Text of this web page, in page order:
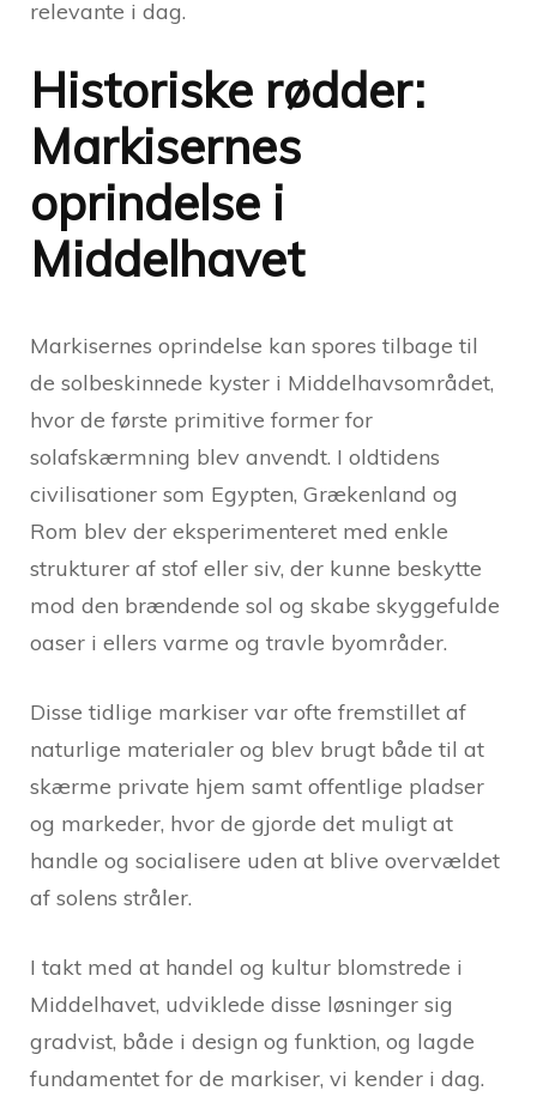
relevante i dag.
Historiske rødder:
Markisernes
oprindelse i
Middelhavet
Markisernes oprindelse kan spores tilbage til
de solbeskinnede kyster i Middelhavsområdet,
hvor de første primitive former for
solafskærmning blev anvendt. I oldtidens
civilisationer som Egypten, Grækenland og
Rom blev der eksperimenteret med enkle
strukturer af stof eller siv, der kunne beskytte
mod den brændende sol og skabe skyggefulde
oaser i ellers varme og travle byområder.
Disse tidlige markiser var ofte fremstillet af
naturlige materialer og blev brugt både til at
skærme private hjem samt offentlige pladser
og markeder, hvor de gjorde det muligt at
handle og socialisere uden at blive overvældet
af solens stråler.
I takt med at handel og kultur blomstrede i
Middelhavet, udviklede disse løsninger sig
gradvist, både i design og funktion, og lagde
fundamentet for de markiser, vi kender i dag.